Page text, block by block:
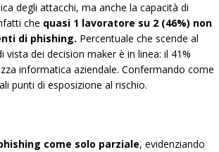
degli attacchi, ma anche la capacità di
che quasi 1 lavoratore su 2 (46%) non
di phishing. Percentuale che scende al
dei decision maker è in linea: il 41%
informatica aziendale. Confermando come
punti di esposizione al rischio.
come solo parziale, evidenziando